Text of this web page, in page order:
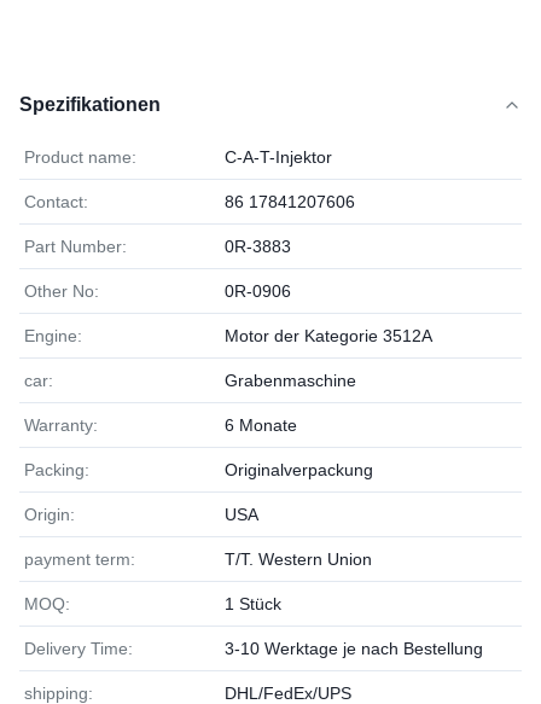
Spezifikationen
Product name: C-A-T-Injektor
Contact: 86 17841207606
Part Number: 0R-3883
Other No: 0R-0906
Engine: Motor der Kategorie 3512A
car: Grabenmaschine
Warranty: 6 Monate
Packing: Originalverpackung
Origin: USA
payment term: T/T. Western Union
MOQ: 1 Stück
Delivery Time: 3-10 Werktage je nach Bestellung
shipping: DHL/FedEx/UPS